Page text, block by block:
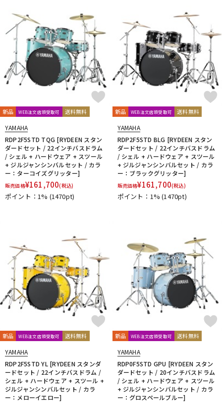
新品 WEB注文店頭受取可 送料無料
YAMAHA
RDP2F5STD TQG [RYDEEN スタン
ダードセット / 22インチバスドラム
/ シェル + ハードウェア + スツール
+ ジルジャンシンバルセット / カラ
ー：ターコイズグリッター]
販売価格¥161,700(税込)
ポイント：1% (1470pt)
新品 WEB注文店頭受取可 送料無料
YAMAHA
RDP2F5STD BLG [RYDEEN スタン
ダードセット / 22インチバスドラム
/ シェル + ハードウェア + スツール
+ ジルジャンシンバルセット / カラ
ー：ブラックグリッター]
販売価格¥161,700(税込)
ポイント：1%(1470pt)
新品 WEB注文店頭受取可 送料無料
YAMAHA
RDP2F5STD YL [RYDEEN スタンダ
ードセット / 22インチバスドラム /
シェル + ハードウェア + スツール +
ジルジャンシンバルセット / カラ
ー：メローイエロー]
新品 WEB注文店頭受取可 送料無料
YAMAHA
RDP0F5STD GPU [RYDEEN スタン
ダードセット / 20インチバスドラム
/ シェル + ハードウェア + スツール
+ ジルジャンシンバルセット / カラ
ー：グロスペールブルー]